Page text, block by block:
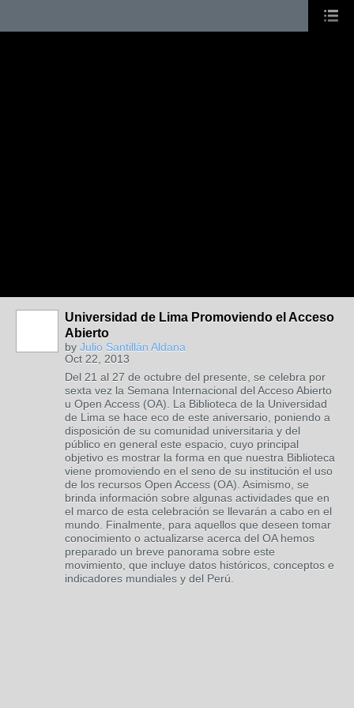
Universidad de Lima Promoviendo el Acceso
Abierto
by Julio Santillán Aldana
Oct 22, 2013
Del 21 al 27 de octubre del presente, se celebra por
sexta vez la Semana Internacional del Acceso Abierto
u Open Access (OA). La Biblioteca de la Universidad
de Lima se hace eco de este aniversario, poniendo a
disposición de su comunidad universitaria y del
público en general este espacio, cuyo principal
objetivo es mostrar la forma en que nuestra Biblioteca
viene promoviendo en el seno de su institución el uso
de los recursos Open Access (OA). Asimismo, se
brinda información sobre algunas actividades que en
el marco de esta celebración se llevarán a cabo en el
mundo. Finalmente, para aquellos que deseen tomar
conocimiento o actualizarse acerca del OA hemos
preparado un breve panorama sobre este
movimiento, que incluye datos históricos, conceptos e
indicadores mundiales y del Perú.